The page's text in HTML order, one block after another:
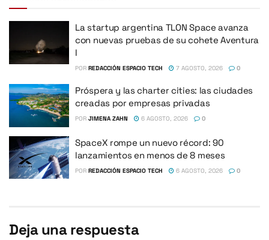
La startup argentina TLON Space avanza
con nuevas pruebas de su cohete Aventura
I
POR REDACCIÓN ESPACIO TECH 7 AGOSTO, 2026 0
Próspera y las charter cities: las ciudades
creadas por empresas privadas
POR JIMENA ZAHN 6 AGOSTO, 2026 0
SpaceX rompe un nuevo récord: 90
lanzamientos en menos de 8 meses
POR REDACCIÓN ESPACIO TECH 6 AGOSTO, 2026 0
Deja una respuesta